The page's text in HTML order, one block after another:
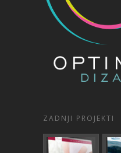
ZADNJI PROJEKTI